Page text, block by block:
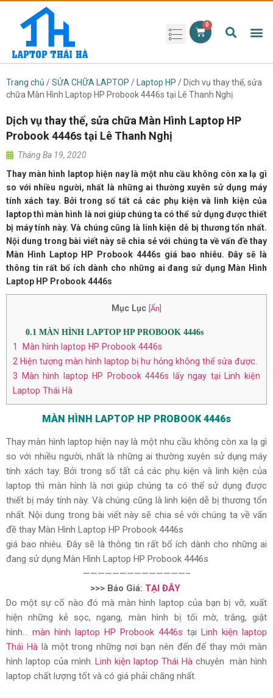
Trang chủ /SỬA CHỮA LAPTOP / Laptop HP / Dịch vụ thay thế, sửa
chữa Màn Hình Laptop HP Probook 4446s tại Lê Thanh Nghị
Dịch vụ thay thế, sửa chữa Màn Hình Laptop HP
Probook 4446s tại Lê Thanh Nghị
Tháng Ba 19, 2020
Thay màn hình laptop hiện nay là một nhu cầu không còn xa lạ gì
so với nhiều người, nhất là những ai thường xuyên sử dụng máy
tính xách tay. Bởi trong số tất cả các phụ kiện và linh kiện của
laptop thì màn hình là nơi giúp chúng ta có thể sử dụng được thiết
bị máy tính này. Và chúng cũng là linh kiện dễ bị thương tổn nhất.
Nội dung trong bài viết này sẽ chia sẻ với chúng ta về vấn đề thay
Màn Hình Laptop HP Probook 4446s giá bao nhiêu. Đây sẽ là
thông tin rất bổ ích dành cho những ai đang sử dụng Màn Hình
Laptop HP Probook 4446s
Mục Lục Ẩn
0.1 MÀN HÌNH LAPTOP HP PROBOOK 4446s
1
Màn hình laptop HP Probook 4446s
2 Hiện tượng màn hình laptop bị hư hỏng không thể sửa được.
3 Màn hình laptop HP Probook 4446s lấy ngay tại Linh kiện
Laptop Thái Hà
MÀN HÌNH LAPTOP HP PROBOOK 4446s
Thay màn hình laptop hiện nay là một nhu cầu không còn xa lạ gì
so với nhiều người, nhất là những ai thường xuyên sử dụng máy
tính xách tay. Bởi trong số tất cả các phụ kiện và linh kiện của
laptop thì màn hình là nơi giúp chúng ta có thể sử dụng được
thiết bị máy tính này. Và chúng cũng là linh kiện dễ bị thương tổn
nhất. Nội dung trong bài viết này sẽ chia sẻ với chúng ta về vấn
đề thay Màn Hình Laptop HP Probook 4446s
giá bao nhiêu. Đây sẽ là thông tin rất bổ ích dành cho những ai
đang sử dụng Màn Hình Laptop HP Probook 4446s
——————————————–
>>> Báo Giá: TẠI ĐÂY
Do một sự cố nào đó mà màn hình laptop của bạn bị vỡ, xuất
hiện những kẻ sọc, ngang, màn hình bị tối mờ, trắng, giật
hình… màn hình laptop HP Probook 4446s tại Linh kiện laptop
Thái Hàlà một trong những nơi bạn nên đến để thay mới màn
hình laptop của mình.Linh kiện laptop Thái Hàchuyên màn hình
laptop chất lượng tốt và có giá phải chăng nhất.